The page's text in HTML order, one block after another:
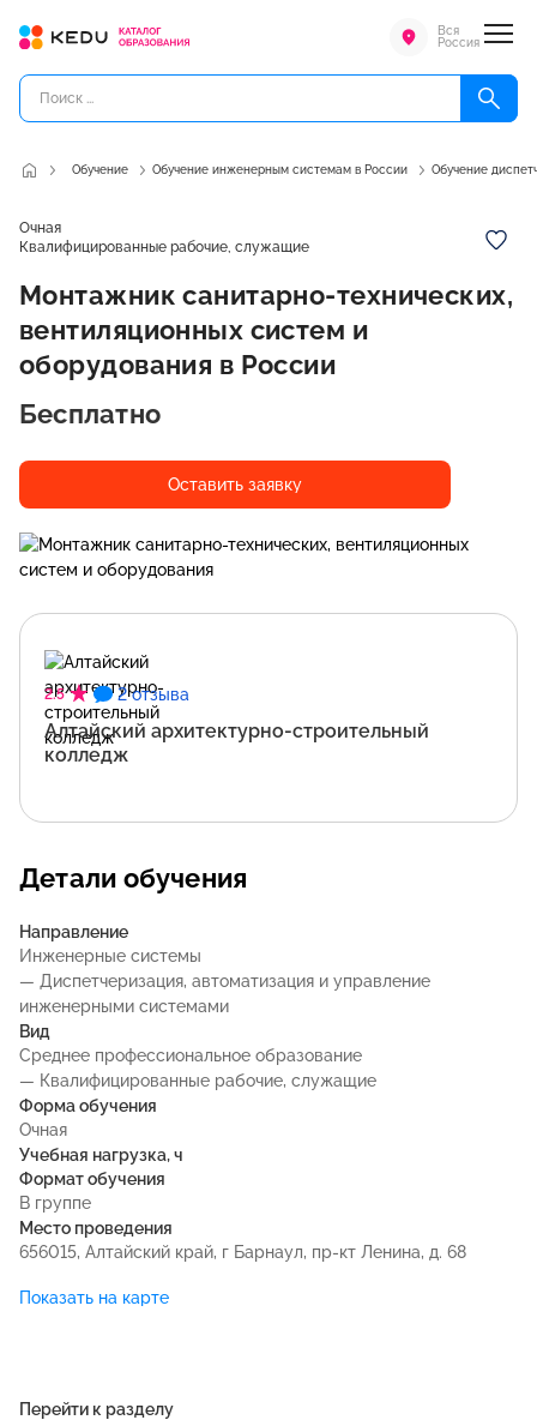
Вся
Россия
Обучение Обучение инженерным системам в России Обучение
Очная
Квалифицированные рабочие, служащие
Монтажник санитарно-технических,
вентиляционных систем и
оборудования в России
Бесплатно
Оставить заявку
2.5 2 отзыва
Алтайский архитектурно-строительный
колледж
Перейти к разделу
Детали обучения
Направление
Инженерные системы
— Диспетчеризация, автоматизация и управление
инженерными системами
Вид
Среднее профессиональное образование
— Квалифицированные рабочие, служащие
Форма обучения
Очная
Учебная нагрузка, ч
Формат обучения
В группе
Место проведения
656015, Алтайский край, г Барнаул, пр-кт Ленина, д. 68
Показать на карте